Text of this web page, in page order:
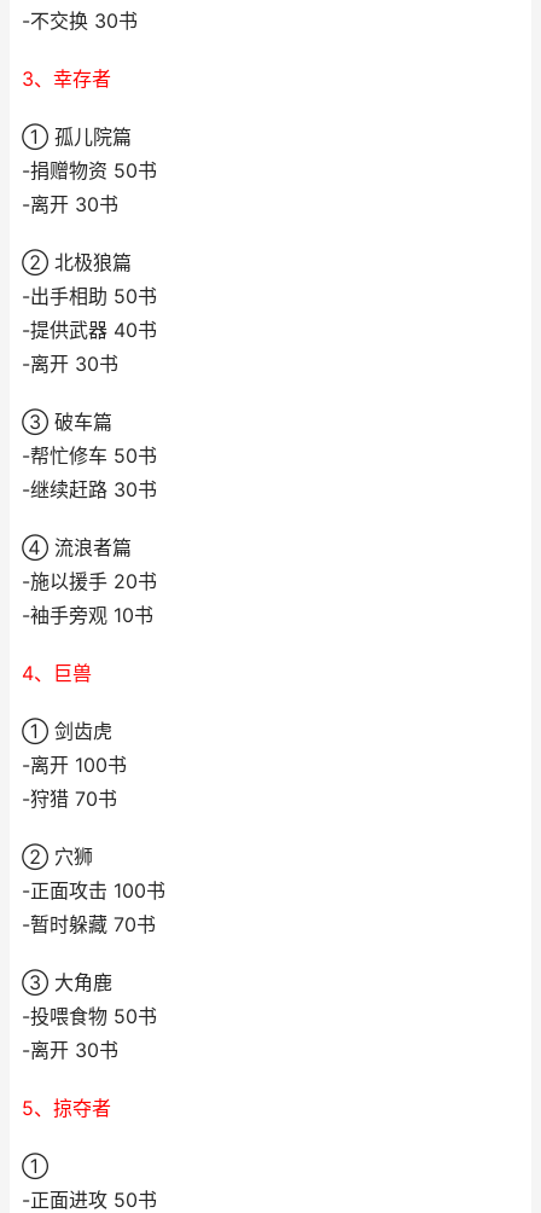
-不交换 30书
3、幸存者
① 孤儿院篇
-捐赠物资 50书
-离开 30书
② 北极狼篇
-出手相助 50书
-提供武器 40书
-离开 30书
③ 破车篇
-帮忙修车 50书
-继续赶路 30书
④ 流浪者篇
-施以援手 20书
-袖手旁观 10书
4、巨兽
① 剑齿虎
-离开 100书
-狩猎 70书
② 穴狮
-正面攻击 100书
-暂时躲藏 70书
③ 大角鹿
-投喂食物 50书
-离开 30书
5、掠夺者
①
-正面进攻 50书